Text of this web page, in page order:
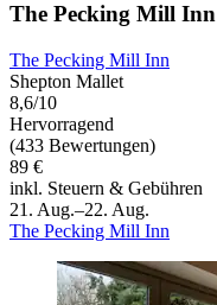
The Pecking Mill Inn
The Pecking Mill Inn
Shepton Mallet
8,6/10
Hervorragend
(433 Bewertungen)
89 €
inkl. Steuern & Gebühren
21. Aug.–22. Aug.
The Pecking Mill Inn